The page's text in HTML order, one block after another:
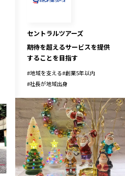
セントラルツアーズ
期待を超えるサービスを提供
することを目指す
#地域を支える#創業5年以内
#社長が地域出身